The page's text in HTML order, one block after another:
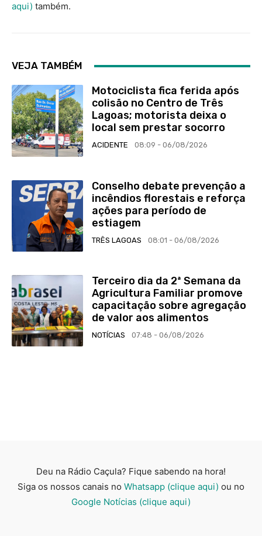
aqui) também.
VEJA TAMBÉM
Motociclista fica ferida após
colisão no Centro de Três
Lagoas; motorista deixa o
local sem prestar socorro
ACIDENTE 08:09 - 06/08/2026
Conselho debate prevenção a
incêndios florestais e reforça
ações para período de
estiagem
TRÊS LAGOAS 08:01 - 06/08/2026
Terceiro dia da 2ª Semana da
Agricultura Familiar promove
capacitação sobre agregação
de valor aos alimentos
NOTÍCIAS 07:48 - 06/08/2026
Deu na Rádio Caçula? Fique sabendo na hora!
Siga os nossos canais no Whatsapp (clique aqui) ou no
Google Notícias (clique aqui)